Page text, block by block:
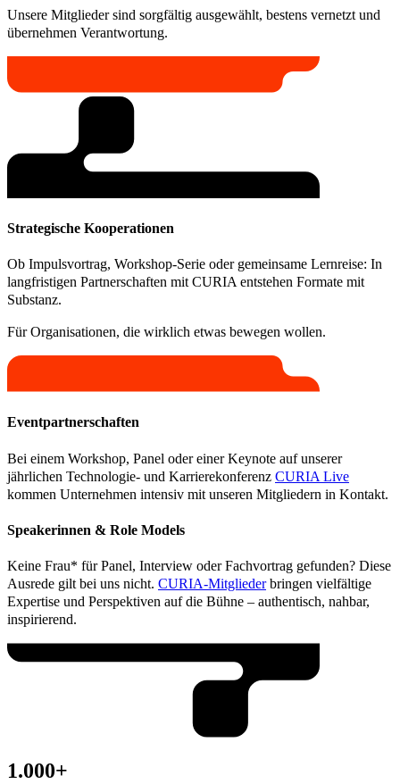
Unsere Mitglieder sind sorgfältig ausgewählt, bestens vernetzt und
übernehmen Verantwortung.
Strategische Kooperationen
Ob Impulsvortrag, Workshop-Serie oder gemeinsame Lernreise: In
langfristigen Partnerschaften mit CURIA entstehen Formate mit
Substanz.
Für Organisationen, die wirklich etwas bewegen wollen.
Eventpartnerschaften
Bei einem Workshop, Panel oder einer Keynote auf unserer
jährlichen Technologie- und Karrierekonferenz CURIA Live
kommen Unternehmen intensiv mit unseren Mitgliedern in Kontakt.
Speakerinnen & Role Models
Keine Frau* für Panel, Interview oder Fachvortrag gefunden? Diese
Ausrede gilt bei uns nicht. CURIA-Mitgliederbringen vielfältige
Expertise und Perspektiven auf die Bühne – authentisch, nahbar,
inspirierend.
1.000+